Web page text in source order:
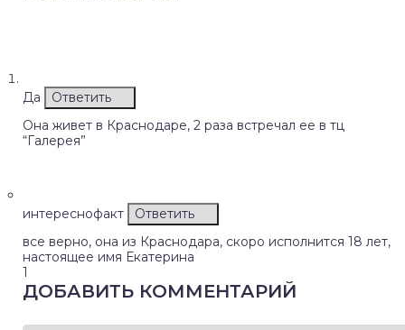
Да
Ответить
Она живет в Краснодаре, 2 раза встречал ее в тц
“Галерея”
интереснофакт
Ответить
все верно, она из Краснодара, скоро исполнится 18 лет,
настоящее имя Екатерина
1
ДОБАВИТЬ КОММЕНТАРИЙ